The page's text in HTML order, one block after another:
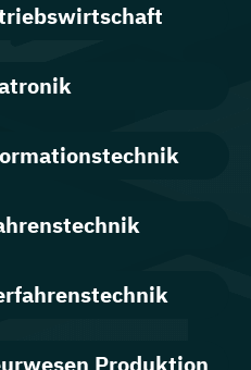
Produktion